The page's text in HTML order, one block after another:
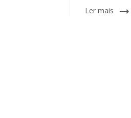
Ler mais